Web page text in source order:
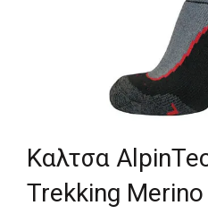
Καλτσα
Trekking